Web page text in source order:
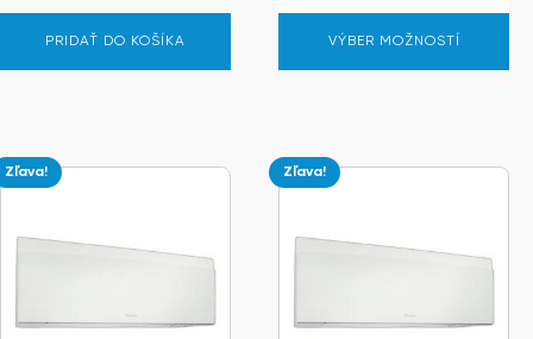
294€.
PRIDAŤ DO KOŠÍKA VÝBER MOŽNOSTÍ
Zľava!
Tento
Zľava!
Tento